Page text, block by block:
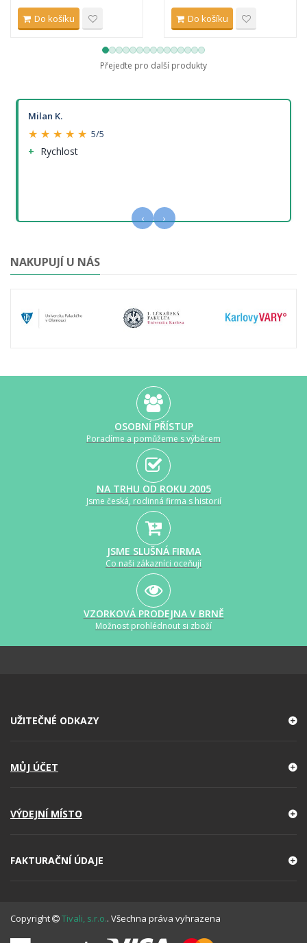
Do košíku Do košíku
Přejeďte pro další produkty
Milan K.
★ ★ ★ ★ ★ 5/5
Rychlost
‹ ›
NAKUPUJÍ U NÁS
OSOBNÍ PŘÍSTUP
Poradíme a pomůžeme s výběrem
NA TRHU OD ROKU 2005
Jsme česká, rodinná firma s historií
JSME SLUŠNÁ FIRMA
Co naši zákazníci oceňují
VZORKOVÁ PRODEJNA V BRNĚ
Možnost prohlédnout si zboží
UŽITEČNÉ ODKAZY
MŮJ ÚČET
VÝDEJNÍ MÍSTO
FAKTURAČNÍ ÚDAJE
Copyright Tivali, s.r.o.. Všechna práva vyhrazena